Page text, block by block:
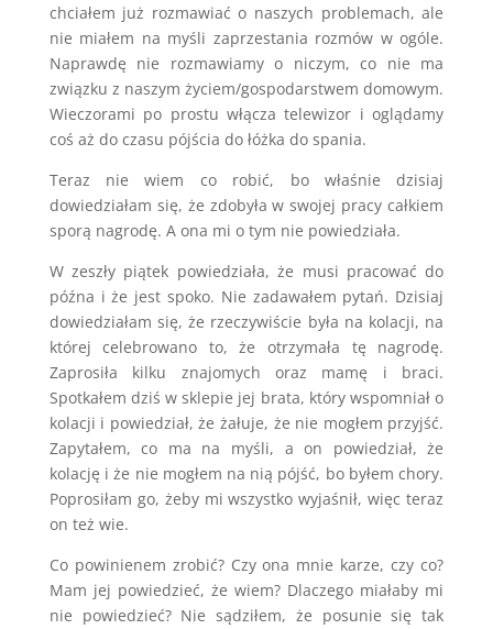
chciałem już rozmawiać o naszych problemach, ale
nie miałem na myśli zaprzestania rozmów w ogóle.
Naprawdę nie rozmawiamy o niczym, co nie ma
związku z naszym życiem/gospodarstwem domowym.
Wieczorami po prostu włącza telewizor i oglądamy
coś aż do czasu pójścia do łóżka do spania.
Teraz nie wiem co robić, bo właśnie dzisiaj
dowiedziałam się, że zdobyła w swojej pracy całkiem
sporą nagrodę. A ona mi o tym nie powiedziała.
W zeszły piątek powiedziała, że musi pracować do
późna i że jest spoko. Nie zadawałem pytań. Dzisiaj
dowiedziałam się, że rzeczywiście była na kolacji, na
której celebrowano to, że otrzymała tę nagrodę.
Zaprosiła kilku znajomych oraz mamę i braci.
Spotkałem dziś w sklepie jej brata, który wspomniał o
kolacji i powiedział, że żałuje, że nie mogłem przyjść.
Zapytałem, co ma na myśli, a on powiedział, że
kolację i że nie mogłem na nią pójść, bo byłem chory.
Poprosiłam go, żeby mi wszystko wyjaśnił, więc teraz
on też wie.
Co powinienem zrobić? Czy ona mnie karze, czy co?
Mam jej powiedzieć, że wiem? Dlaczego miałaby mi
nie powiedzieć? Nie sądziłem, że posunie się tak